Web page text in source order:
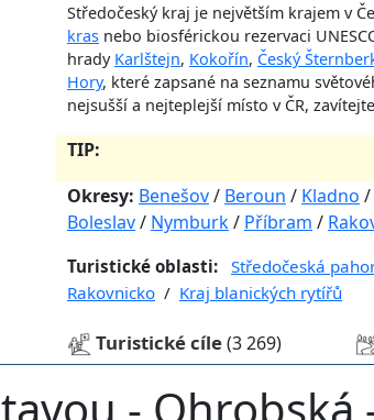
Středočeský kraj je největším krajem v
kras nebo biosférickou rezervaci
hrady Karlštejn, Kokořín, Český
Hory, které zapsané na seznamu
nejsušší a nejteplejší místo v ČR,
TIP:
Okresy: Benešov/ Beroun / Kladno /
Boleslav/ Nymburk/ Příbram /
Turistické oblasti: Středočeská
Rakovnicko / Kraj blanických rytířů
Turistické cíle(3 269)